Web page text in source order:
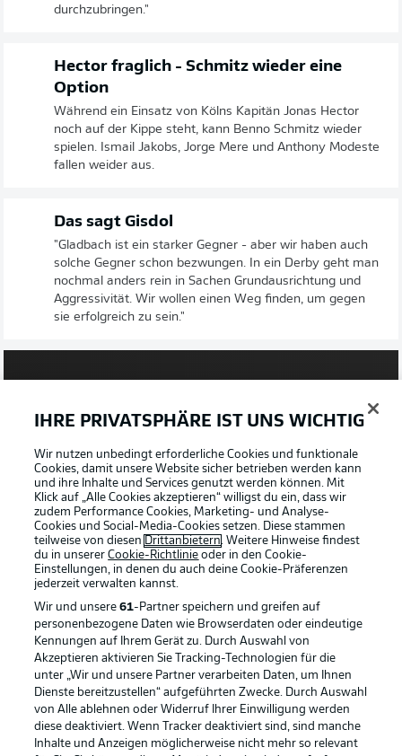
durchzubringen."
Hector fraglich - Schmitz wieder eine
Option
Während ein Einsatz von Kölns Kapitän Jonas Hector
noch auf der Kippe steht, kann Benno Schmitz wieder
spielen. Ismail Jakobs, Jorge Mere und Anthony Modeste
fallen weider aus.
Das sagt Gisdol
"Gladbach ist ein starker Gegner - aber wir haben auch
solche Gegner schon bezwungen. In ein Derby geht man
nochmal anders rein in Sachen Grundausrichtung und
Aggressivität. Wir wollen einen Weg finden, um gegen
sie erfolgreich zu sein."
Ein Derby als Schicksalsspiel.
Gisdol-Jubiläum?
Markus Gisdol könnte gegen die Borussia seinen 50.
Sieg als Bundesliga-Trainer feiern.
IHRE PRIVATSPHÄRE IST UNS WICHTIG
Wir nutzen unbedingt erforderliche Cookies und funktionale
Cookies, damit unsere Website sicher betrieben werden kann
und ihre Inhalte und Services genutzt werden können. Mit
Klick auf „Alle Cookies akzeptieren“ willigst du ein, dass wir
zudem Performance Cookies, Marketing- und Analyse-
Cookies und Social-Media-Cookies setzen. Diese stammen
teilweise von diesen Drittanbietern. Weitere Hinweise findest
du in unsererCookie-Richtlinie oder in den Cookie-
Einstellungen, in denen du auch deine Cookie-Präferenzen
jederzeit verwalten kannst.
Wir und unsere61-Partner speichern und greifen auf
personenbezogene Daten wie Browserdaten oder eindeutige
Kennungen auf Ihrem Gerät zu. Durch Auswahl von
Akzeptieren aktivieren Sie Tracking-Technologien für die
unter „Wir und unsere Partner verarbeiten Daten, um Ihnen
Dienste bereitzustellen“ aufgeführten Zwecke. Durch Auswahl
von Alle ablehnen oder Widerruf Ihrer Einwilligung werden
diese deaktiviert. Wenn Tracker deaktiviert sind, sind manche
Inhalte und Anzeigen möglicherweise nicht mehr so relevant